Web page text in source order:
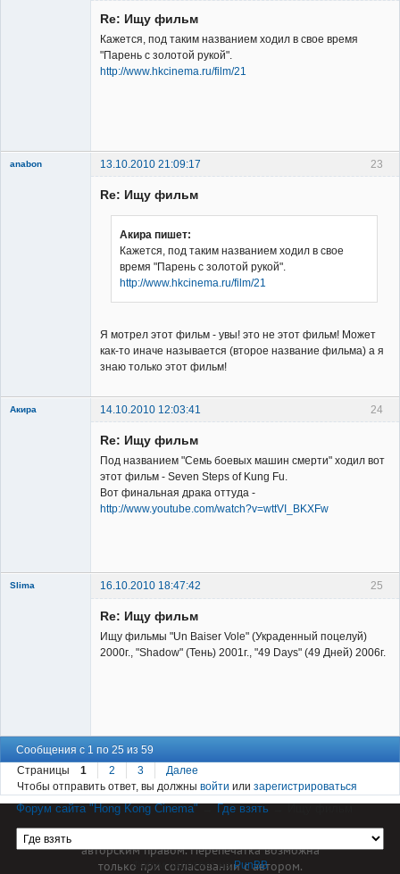
Re: Ищу фильм
Кажется, под таким названием ходил в свое время
"Парень с золотой рукой".
http://www.hkcinema.ru/film/21
23
anabon
13.10.2010 21:09:17
Re: Ищу фильм
Акира пишет:
Кажется, под таким названием ходил в свое
время "Парень с золотой рукой".
http://www.hkcinema.ru/film/21
Я мотрел этот фильм - увы! это не этот фильм! Может
как-то иначе называется (второе название фильма) а я
знаю только этот фильм!
24
Акира 14.10.2010 12:03:41
Re: Ищу фильм
Под названием "Семь боевых машин смерти" ходил вот
этот фильм - Seven Steps of Kung Fu.
Вот финальная драка оттуда -
http://www.youtube.com/watch?v=wttVI_BKXFw
25
Slima 16.10.2010 18:47:42
Re: Ищу фильм
Ищу фильмы "Un Baiser Vole" (Украденный поцелуй)
2000г., "Shadow" (Тень) 2001г., "49 Days" (49 Дней) 2006г.
Сообщения с 1 по 25 из 59
Страницы
1 2 3
Далее
Чтобы отправить ответ, вы должны войти или зарегистрироваться
Форум сайта "Hong Kong Cinema" Где взять
Форум работает наPunBB
Материал сайта hkcinema.ru защищен
авторским правом. Перепечатка возможна
только при согласовании с автором.